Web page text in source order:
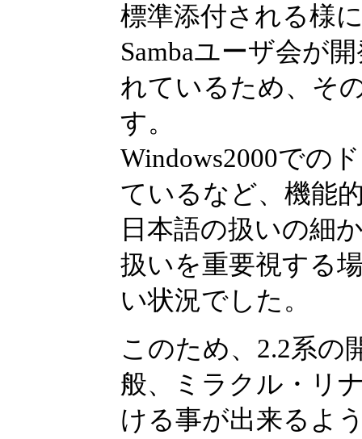
標準添付される様
Sambaユーザ会が
れているため、そ
す。
Windows2000での
ているなど、機能
日本語の扱いの細
扱いを重要視する
い状況でした。
このため、2.2系の
般、ミラクル・リ
ける事が出来るよ